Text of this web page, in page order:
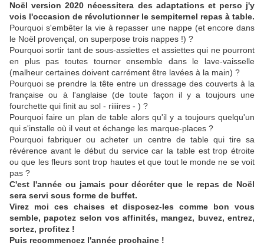
Noël version 2020 nécessitera des adaptations et perso j'y
vois l'occasion de révolutionner le sempiternel repas à table.
Pourquoi s'embêter la vie à repasser une nappe (et encore dans
le Noël provençal, on superpose trois nappes !) ?
Pourquoi sortir tant de sous-assiettes et assiettes qui ne pourront
en plus pas toutes tourner ensemble dans le lave-vaisselle
(malheur certaines doivent carrément être lavées à la main) ?
Pourquoi se prendre la tête entre un dressage des couverts à la
française ou à l'anglaise (de toute façon il y a toujours une
fourchette qui finit au sol - riiiires - ) ?
Pourquoi faire un plan de table alors qu'il y a toujours quelqu'un
qui s'installe où il veut et échange les marque-places ?
Pourquoi fabriquer ou acheter un centre de table qui tire sa
révérence avant le début du service car la table est trop étroite
ou que les fleurs sont trop hautes et que tout le monde ne se voit
pas ?
C'est l'année ou jamais pour décréter que le repas de Noël
sera servi sous forme de buffet.
Virez moi ces chaises et disposez-les comme bon vous
semble, papotez selon vos affinités, mangez, buvez, entrez,
sortez, profitez !
Puis recommencez l'année prochaine !